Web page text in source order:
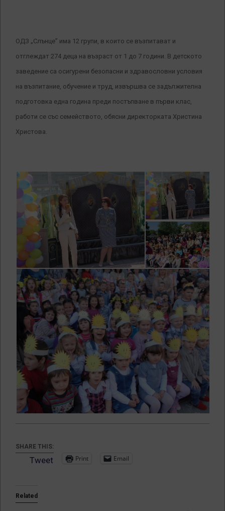
ОДЗ „Слънце” има 12 групи, в които се възпитават и
отглеждат 274 деца на възраст от 1 до 7 години. В детското
заведение са осигурени безопасни и здравословни условия
на възпитание, обучение и труд, извършва се задължителна
подготовка една година преди постъпване в първи клас,
работи се със семейството, обясни директорката Христина
Христова.
SHARE THIS:
Tweet Print Email
Related